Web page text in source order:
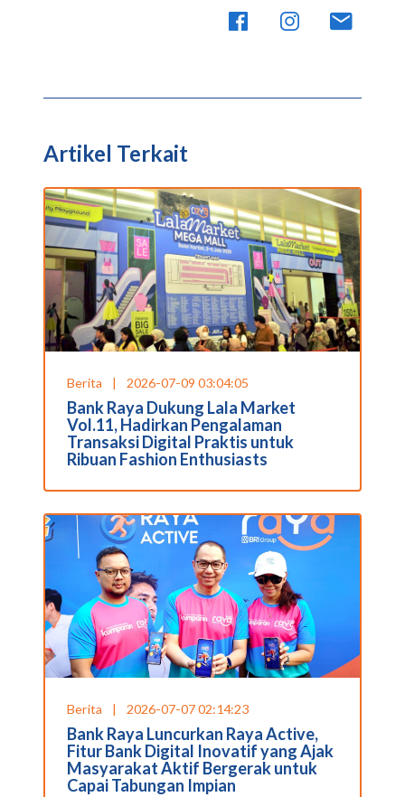
Artikel Terkait
Berita | 2026-07-09 03:04:05
Bank Raya Dukung Lala Market
Vol.11, Hadirkan Pengalaman
Transaksi Digital Praktis untuk
Ribuan Fashion Enthusiasts
Berita | 2026-07-07 02:14:23
Bank Raya Luncurkan Raya Active,
Fitur Bank Digital Inovatif yang Ajak
Masyarakat Aktif Bergerak untuk
Capai Tabungan Impian